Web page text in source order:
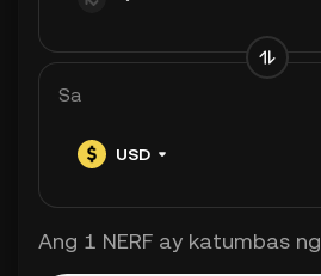
Sa
USD
Ang 1 NERF ay katumbas ng